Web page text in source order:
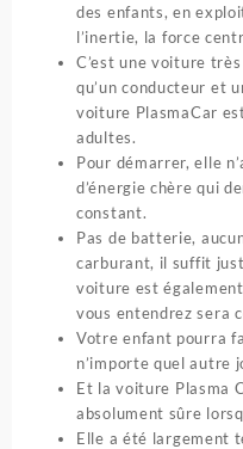
des enfants, en
l’inertie, la force
C’est une voiture
qu’un conducteur et
voiture PlasmaCar
adultes.
Pour démarrer, elle
d’énergie chère qui
constant.
Pas de batterie,
carburant, il suffit
voiture est
vous entendrez sera
Votre enfant pourra
n’importe quel autre
Et la voiture Plasma
absolument sûre
Elle a été largement